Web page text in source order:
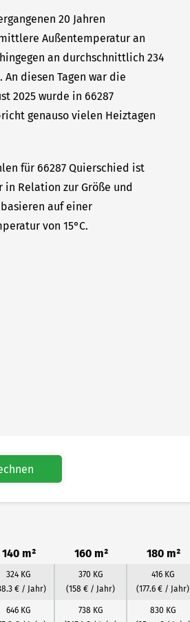
20 Jahren
Außentemperatur an
an durchschnittlich 234
diesen Tagen war die
2025 wurde in 66287
genauso vielen Heiztagen
für 66287 Quierschied ist
Relation zur Größe und
auf einer
von 15°C.
140 m² 160 m² 180 m²
324 KG
€ / Jahr)
370 KG
(158 € / Jahr)
416 KG
(177.6 € / Jahr)
646 KG
738 KG
830 KG